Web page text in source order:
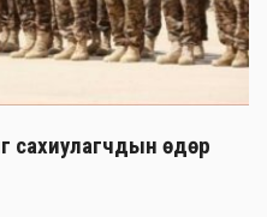
сахиулагчдын өдөр